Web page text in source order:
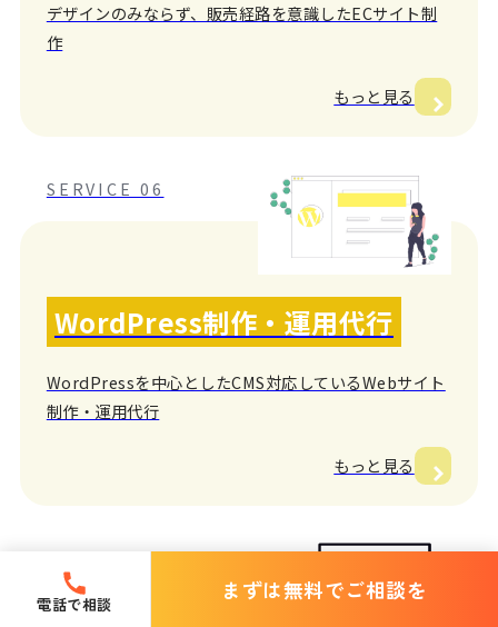
デザインのみならず、販売経路を意識したECサイト制
作
もっと見る
SERVICE 06
WordPress制作・運用代行
WordPressを中心としたCMS対応しているWebサイト
制作・運用代行
もっと見る
SERVICE 07
電話で相談
まずは無料でご相談を